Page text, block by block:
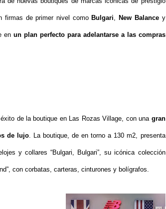
firmas de primer nivel como Bulgari, New Balancey
en un plan perfecto para adelantarse a las compras
de la boutique en Las Rozas Village, con una gran
de lujo. La boutique, de en torno a 130 m2, presenta
y collares “Bulgari, Bulgari”, su icónica colección
con corbatas, carteras, cinturones y bolígrafos.